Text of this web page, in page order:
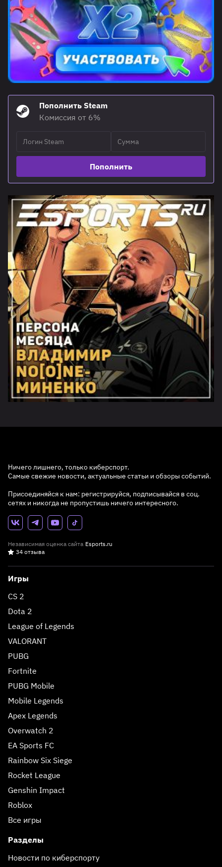
Пополнить Steam
Комиссия от 6%
Пополнить
Ничего лишнего, только киберспорт.
Самые свежие новости, актуальные статьи и обзоры событий.
Присоединяйся к нам: регистрируйся, подписывайся в соц.
сетях и никогда не пропустишь ничего интересного.
Независимая оценка сайта Esports.ru
34 отзыва
Игры
CS 2
Dota 2
League of Legends
VALORANT
PUBG
Fortnite
PUBG Mobile
Mobile Legends
Apex Legends
Overwatch 2
EA Sports FC
Rainbow Six Siege
Rocket League
Genshin Impact
Roblox
Все игры
Разделы
Новости по киберспорту